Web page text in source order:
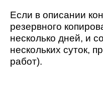
Если в описании
резервного
несколько дней, и
нескольких суток,
работ).